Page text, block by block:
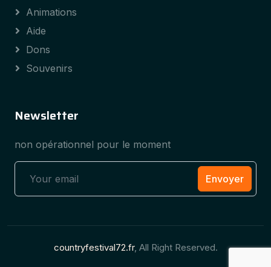
Animations
Aide
Dons
Souvenirs
Newsletter
non opérationnel pour le moment
Envoyer
countryfestival72.fr, All Right Reserved.